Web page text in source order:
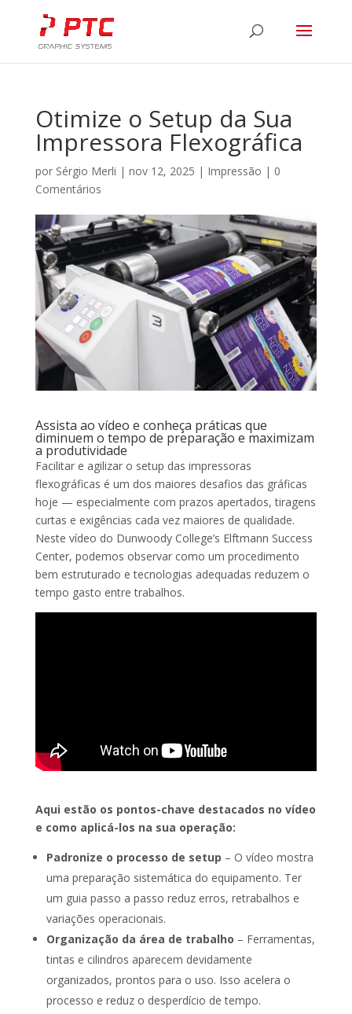
Otimize o Setup da Sua
Impressora Flexográfica
por Sérgio Merli | nov 12, 2025 | Impressão | 0
Comentários
Assista ao vídeo e conheça práticas que
diminuem o tempo de preparação e maximizam
a produtividade
Facilitar e agilizar o setup das impressoras
flexográficas é um dos maiores desafios das gráficas
hoje — especialmente com prazos apertados, tiragens
curtas e exigências cada vez maiores de qualidade.
Neste vídeo do Dunwoody College’s Elftmann Success
Center, podemos observar como um procedimento
bem estruturado e tecnologias adequadas reduzem o
tempo gasto entre trabalhos.
Aqui estão os pontos-chave destacados no vídeo
e como aplicá-los na sua operação:
Padronize o processo de setup – O vídeo mostra
uma preparação sistemática do equipamento. Ter
um guia passo a passo reduz erros, retrabalhos e
variações operacionais.
Organização da área de trabalho – Ferramentas,
tintas e cilindros aparecem devidamente
organizados, prontos para o uso. Isso acelera o
processo e reduz o desperdício de tempo.